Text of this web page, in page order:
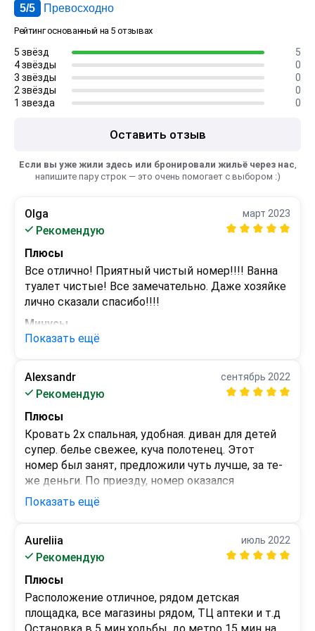
5/5 Превосходно
Рейтинг основанный на 5 отзывах
5 звёзд
5
4 звёзды
0
3 звёзды
0
2 звёзды
0
1 звезда
0
Оставить отзыв
Если вы уже жили здесь или бронировали жильё через нас,
напишите пару строк — это очень помогает с выбором :)
Olga
Рекомендую
март 2023
Плюсы
Все отлично! Приятный чистый номер!!!! Ванна
туалет чистые! Все замечательно. Даже хозяйке
лично сказали спасибо!!!!
Минусы
-Показать ещё
Alexsandr
Рекомендую
сентябрь 2022
Плюсы
Кровать 2х спальная, удобная. диван для детей
супер. белье свежее, куча полотенец. Этот
номер был занят, предложили чуть лучше, за те-
же деньги. По приезду, номер оказался
шикарным. заселение мгновенное. переночевали
комфортно. советую.
Минусы
-
Показать ещё
Aureliia
Рекомендую
июль 2022
Плюсы
Расположение отличное, рядом детская
площадка, все магазины рядом, ТЦ аптеки и т.д